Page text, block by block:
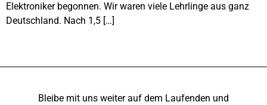
Elektroniker begonnen. Wir waren viele Lehrlinge aus ganz
Deutschland. Nach 1,5 […]
Bleibe mit uns weiter auf dem Laufenden und